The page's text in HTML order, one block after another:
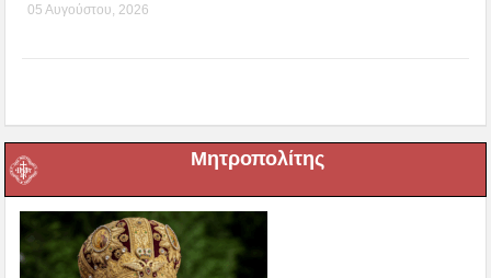
05 Αυγούστου, 2026
Μητροπολίτης